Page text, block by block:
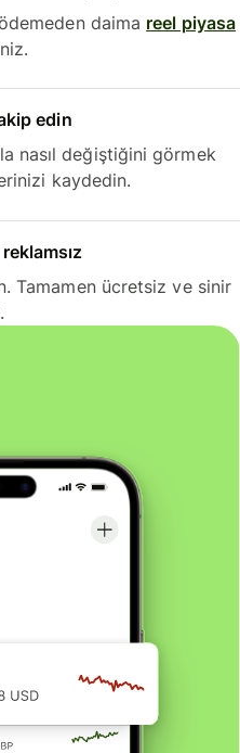
daima reel piyasa
edin
nasıl değiştiğini görmek
kaydedin.
Tamamen ücretsiz ve sinir